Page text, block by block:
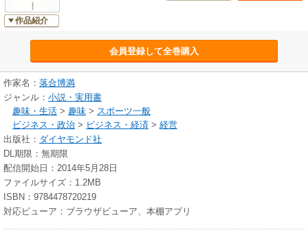
作品紹介
会員登録して全巻購入
作家名： 落合博満
ジャンル： 小説・実用書
趣味・生活 > 趣味 > スポーツ一般
ビジネス・政治 > ビジネス・経済 > 経営
出版社： ダイヤモンド社
DL期限：無期限
配信開始日：2014年5月28日
ファイルサイズ：1.2MB
ISBN：9784478720219
対応ビューア：ブラウザビューア、本棚アプリ